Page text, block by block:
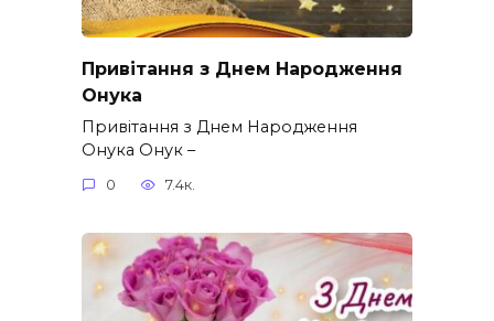
Привітання з Днем Народження
Онука
Привітання з Днем Народження
Онука Онук –
0 7.4к.